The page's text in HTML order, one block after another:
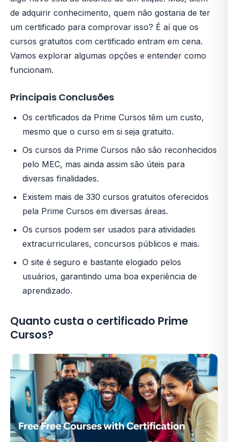
de adquirir conhecimento, quem não gostaria de ter
um certificado para comprovar isso? É aí que os
cursos gratuitos com certificado entram em cena.
Vamos explorar algumas opções e entender como
funcionam.
Principais Conclusões
Os certificados da Prime Cursos têm um custo,
mesmo que o curso em si seja gratuito.
Os cursos da Prime Cursos não são reconhecidos
pelo MEC, mas ainda assim são úteis para
diversas finalidades.
Existem mais de 330 cursos gratuitos oferecidos
pela Prime Cursos em diversas áreas.
Os cursos podem ser usados para atividades
extracurriculares, concursos públicos e mais.
O site é seguro e bastante elogiado pelos
usuários, garantindo uma boa experiência de
aprendizado.
Quanto custa o certificado Prime
Cursos?